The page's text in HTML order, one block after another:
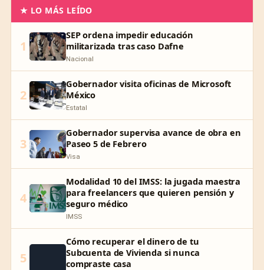
★ LO MÁS LEÍDO
1
SEP ordena impedir educación
militarizada tras caso Dafne
Nacional
2
Gobernador visita oficinas de Microsoft
México
Estatal
3
Gobernador supervisa avance de obra en
Paseo 5 de Febrero
Visa
4
Modalidad 10 del IMSS: la jugada maestra
para freelancers que quieren pensión y
seguro médico
IMSS
5
Cómo recuperar el dinero de tu
Subcuenta de Vivienda si nunca
compraste casa